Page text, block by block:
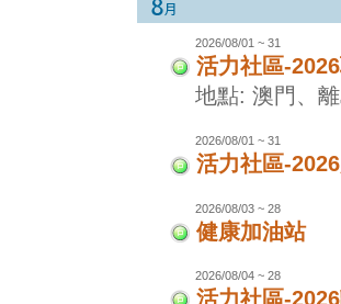
2026/08/01 ~ 31
活力社區-
地點: 澳門、
2026/08/01 ~ 31
活力社區-
2026/08/03 ~ 28
健康加油站
2026/08/04 ~ 28
活力社區-